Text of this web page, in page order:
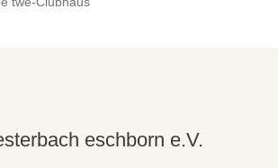
Spaß macht!
eschborn e.V.